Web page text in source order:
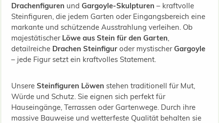
Drachenfiguren und Gargoyle-Skulpturen – kraftvolle
Steinfiguren, die jedem Garten oder Eingangsbereich eine
markante und schützende Ausstrahlung verleihen. Ob
majestätischer Löwe aus Stein für den Garten,
detailreiche Drachen Steinfiguroder mystischerGargoyle
– jede Figur setzt ein kraftvolles Statement.
Unsere Steinfiguren Löwen stehen traditionell für Mut,
Würde und Schutz. Sie eignen sich perfekt für
Hauseingänge, Terrassen oder Gartenwege. Durch ihre
massive Bauweise und wetterfeste Qualität behalten sie